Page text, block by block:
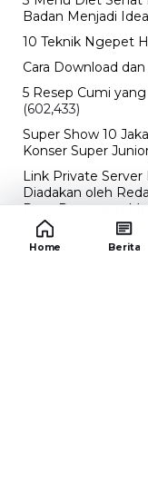
Badan Menjadi
10 Teknik Ngepet
Cara Download
5 Resep Cumi
(602,433)
Super Show 10
Konser Super
Link Private Server
Diadakan oleh
Drop Rate yang
10 Film Indonesia
Wulan Guritno!
Home Berita